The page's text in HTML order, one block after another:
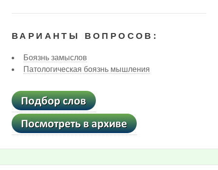
ВАРИАНТЫ ВОПРОСОВ:
Боязнь замыслов
Патологическая боязнь мышления